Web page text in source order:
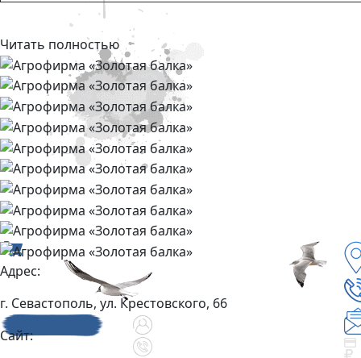
Читать полностью
Адрес:
г. Севастополь, ул. Крестовского, 66
Сайт: